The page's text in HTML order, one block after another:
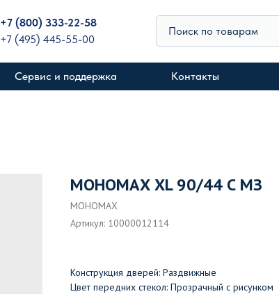
Сервис и поддержка Контакты
+7 (800) 333-22-58
+7 (495) 445-55-00
Поиск по товарам
МОНОМАХ XL 90/44 С МЗ
МОНОМАХ
Артикул: 10000012114
Конструкция дверей: Раздвижные
Цвет передних стекол: Прозрачный с рисунком